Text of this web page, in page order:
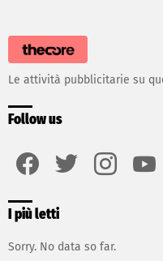
Le attività pubblicitarie su
Follow us
I più letti
Sorry. No data so far.